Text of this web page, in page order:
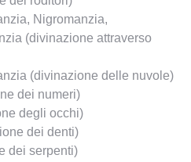
Nigromanzia,
(divinazione attraverso
(divinazione delle nuvole)
dei numeri)
degli occhi)
dei denti)
dei serpenti)